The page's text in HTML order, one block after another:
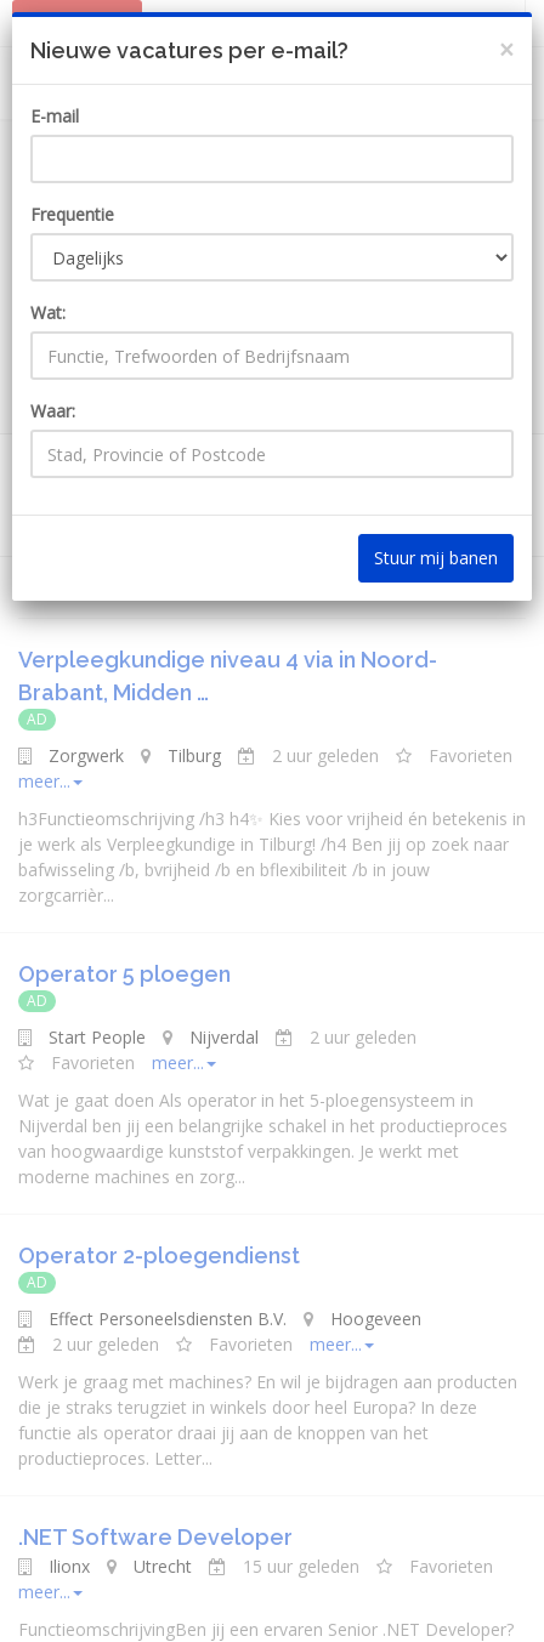
PLAATS JOB MIJN ACCOUNT
ZOEKEN
154 Jobs bij Ilionx
Verpleegkundige niveau 4 via in Noord-
Brabant, Midden …
AD
Zorgwerk Tilburg 2 uur geleden
Favorieten
meer...
h3Functieomschrijving /h3 h4✨ Kies voor vrijheid én betekenis in
je werk als Verpleegkundige in Tilburg! /h4 Ben jij op zoek naar
bafwisseling /b, bvrijheid /b en bflexibiliteit /b in jouw
zorgcarrièr...
Operator 5 ploegen
AD
Start People Nijverdal
2 uur geleden
Favorieten
meer...
Wat je gaat doen Als operator in het 5-ploegensysteem in
Nijverdal ben jij een belangrijke schakel in het productieproces
van hoogwaardige kunststof verpakkingen. Je werkt met
moderne machines en zorg...
Operator 2-ploegendienst
AD
Effect Personeelsdiensten B.V.
Hoogeveen
2 uur geleden
Favorieten
meer...
Werk je graag met machines? En wil je bijdragen aan producten
die je straks terugziet in winkels door heel Europa? In deze
functie als operator draai jij aan de knoppen van het
productieproces. Letter...
.NET Software Developer
Ilionx Utrecht 15 uur geleden
Favorieten
meer...
FunctieomschrijvingBen jij een ervaren Senior .NET Developer?
×
Nieuwe vacatures per e-mail?
E-mail
Frequentie
Wat:
Waar:
Stuur mij banen